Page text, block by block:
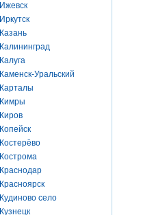
Ижевск
Иркутск
Казань
Калининград
Калуга
Каменск-Уральский
Карталы
Кимры
Киров
Копейск
Костерёво
Кострома
Краснодар
Красноярск
Кудиново село
Кузнецк